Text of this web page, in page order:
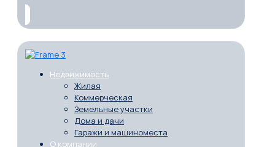
Недвижимость
Жилая
Коммерческая
Земельные участки
Дома и дачи
Гаражи и машиноместа
О компании